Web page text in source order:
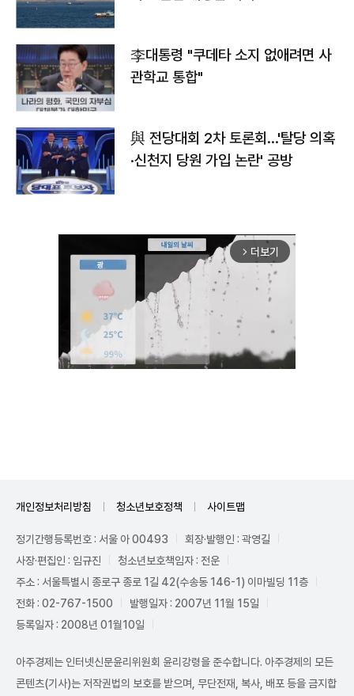
李대통령 "쿠데타 소지 없애려면 사
관학교 통합"
與 전당대회 2차 토론회…'탈당 의혹
·신천지 당원 가입 논란' 공방
arrow_forward_ios 더보기
개인정보처리방침 청소년보호정책 사이트맵
정기간행등록번호 : 서울 아 00493
회장·발행인 : 곽영길
사장·편집인 : 임규진
청소년보호책임자 : 전운
주소 : 서울특별시 종로구 종로 1길 42(수송동 146-1) 이마빌딩 11층
전화 : 02-767-1500
발행일자 : 2007년 11월 15일
등록일자 : 2008년 01월10일
아주경제는 인터넷신문윤리위원회 윤리강령을 준수합니다. 아주경제의 모든
콘텐츠(기사)는 저작권법의 보호를 받으며, 무단전재, 복사, 배포 등을 금지합